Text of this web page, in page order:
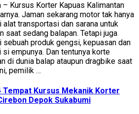
– Kursus Korter Kapuas Kalimantan
Jaman sekarang motor tak hanya
alat transportasi dan sarana untuk
saat sedang balapan. Tetapi juga
sebuah produk gengsi, kepuasan dan
si empunya. Dan tentunya korte
di dunia balap ataupun dragbike saat
pemilik …
Tempat Kursus Mekanik Korter
Depok Sukabumi